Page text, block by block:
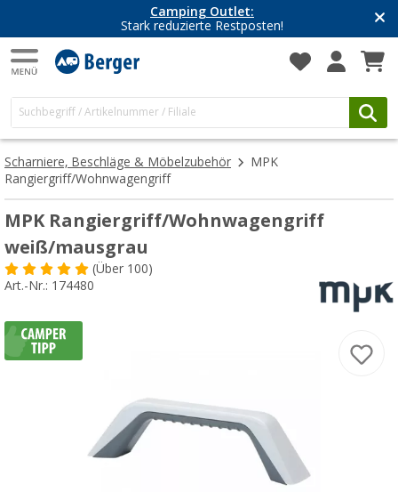
Camping Outlet:
Stark reduzierte Restposten!
Scharniere, Beschläge & Möbelzubehör
MPK
Rangiergriff/Wohnwagengriff
MPK Rangiergriff/Wohnwagengriff
weiß/mausgrau
(Über100)
Art.-Nr.: 174480